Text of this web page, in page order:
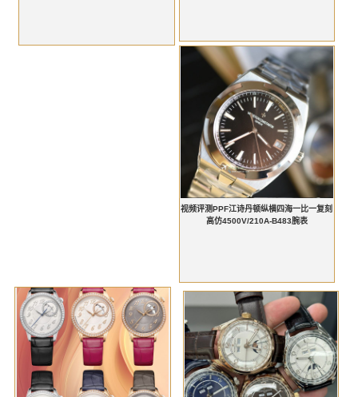
视频评测PPF江诗丹顿纵横四海一比一复刻
高仿4500V/210A-B483腕表